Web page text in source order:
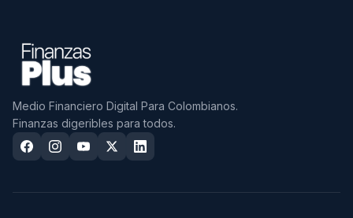
Medio Financiero Digital Para Colombianos.
Finanzas digeribles para todos.